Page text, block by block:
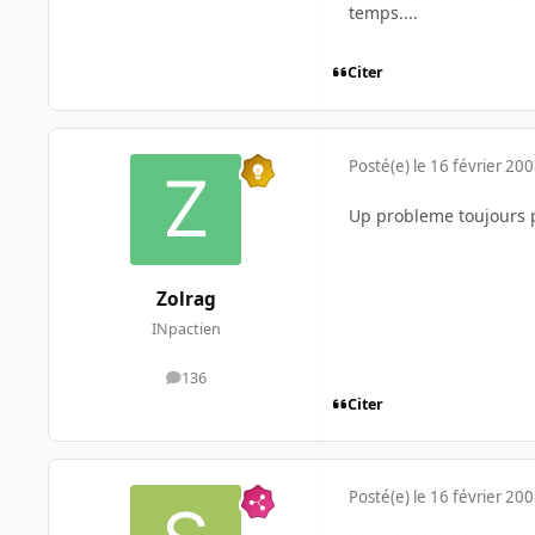
temps....
Citer
Zolrag
INpactien
136
messages
Posté(e) le 16 février
Up probleme toujours
Citer
Posté(e) le 16 février